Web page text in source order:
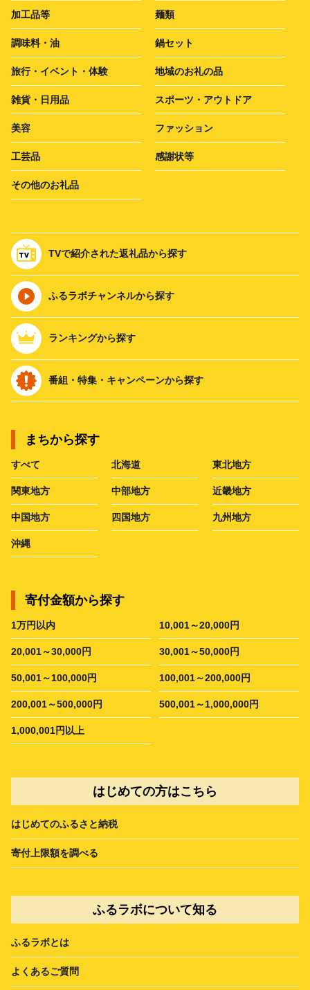
加工品等 麺類
調味料・油 鍋セット
旅行・イベント・体験 地域のお礼の品
雑貨・日用品 スポーツ・アウトドア
美容 ファッション
工芸品 感謝状等
その他のお礼品
TVで紹介された返礼品から探す
ふるラボチャンネルから探す
ランキングから探す
番組・特集・キャンペーンから探す
まちから探す
すべて 北海道 東北地方
関東地方 中部地方 近畿地方
中国地方 四国地方 九州地方
沖縄
寄付金額から探す
1万円以内 10,001～20,000円
20,001～30,000円 30,001～50,000円
50,001～100,000円 100,001～200,000円
200,001～500,000円 500,001～1,000,000円
1,000,001円以上
はじめての方はこちら
はじめてのふるさと納税
寄付上限額を調べる
ふるラボについて知る
ふるラボとは
よくあるご質問